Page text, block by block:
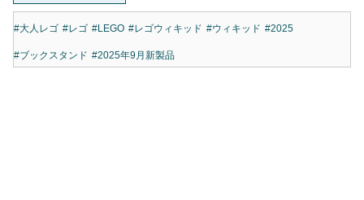
#大人レゴ #レゴ #LEGO #レゴウィキッド #ウィキッド #2025
#ブックスタンド #2025年9月新製品